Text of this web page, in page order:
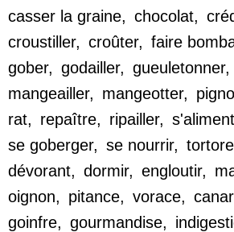
casser la graine, chocolat,
croustiller, croûter, faire
gober, godailler, gueuletonner,
mangeailler, mangeotter,
rat, repaître, ripailler,
se goberger, se nourrir,
dévorant, dormir, engloutir,
oignon, pitance, vorace,
goinfre, gourmandise,